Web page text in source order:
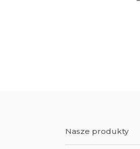
Nasze produkty